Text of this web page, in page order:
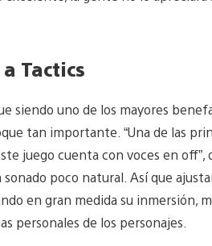
Tactics
siendo uno de los mayores
tan importante. “Una de las
juego cuenta con voces en
poco natural. Así que
en gran medida su inmersión,
personales de los personajes.